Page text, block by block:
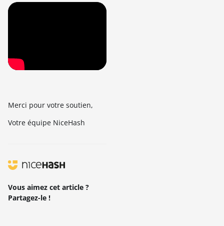
Merci pour votre soutien,
Votre équipe NiceHash
Vous aimez cet article ?
Partagez-le !